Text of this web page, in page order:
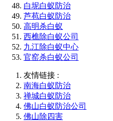
白坭白蚁防治
芦苞白蚁防治
高明杀白蚁
西樵除白蚁公司
九江除白蚁中心
官窑杀白蚁公司
友情链接 :
南海白蚁防治
禅城白蚁防治
佛山白蚁防治公司
佛山除四害